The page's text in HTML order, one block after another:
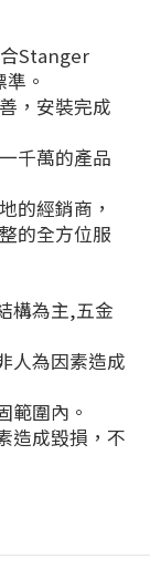
Stanger
。
，安裝完成
千萬的產品
的經銷商，
的全方位服
構為主,五金
人為因素造成
範圍內。
造成毀損，不